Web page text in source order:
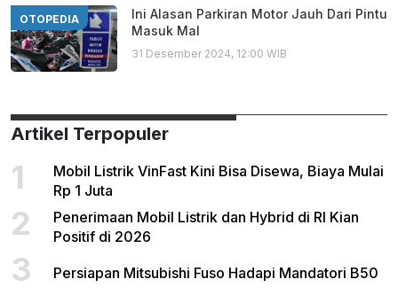
OTOPEDIA
Ini Alasan Parkiran Motor Jauh Dari Pintu
Masuk Mal
31 Desember 2024, 12:00 WIB
Artikel Terpopuler
1
Mobil Listrik VinFast Kini Bisa Disewa, Biaya Mulai
Rp 1 Juta
2
Penerimaan Mobil Listrik dan Hybrid di RI Kian
Positif di 2026
3 Persiapan Mitsubishi Fuso Hadapi Mandatori B50